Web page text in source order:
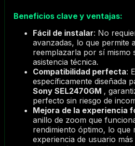
Beneficios clave y ventajas:
Fácil de instalar: No
avanzadas, lo que permite
reemplazarla por sí mismo
asistencia técnica.
Compatibilidad perfecta:
específicamente diseñada
Sony SEL2470GM ,
perfecto sin riesgo de
Mejora de la experiencia
anillo de zoom que
rendimiento óptimo, lo que
experiencia de usuario